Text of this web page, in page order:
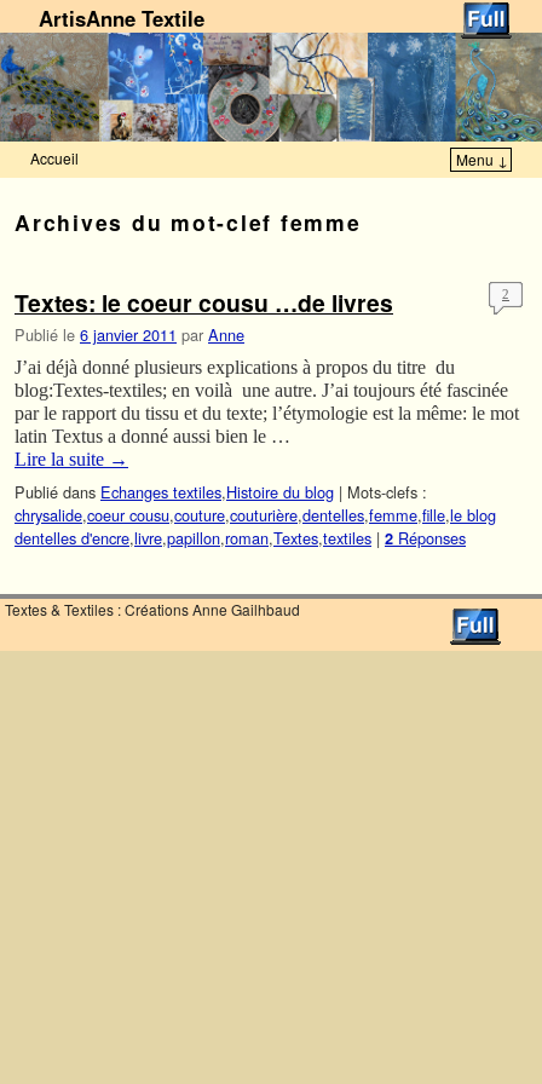
ArtisAnne Textile
Accueil Menu ↓
Archives du mot-clef femme
Textes: le coeur cousu …de livres
Publié le 6 janvier 2011 par Anne
2
J’ai déjà donné plusieurs explications à propos du titre du
blog:Textes-textiles; en voilà une autre. J’ai toujours été fascinée
par le rapport du tissu et du texte; l’étymologie est la même: le mot
latin Textus a donné aussi bien le …
Lire la suite →
Publié dans Echanges textiles,Histoire du blog | Mots-clefs :
chrysalide,coeur cousu,couture,couturière,dentelles,femme,fille,le blog
dentelles d'encre,livre,papillon,roman,Textes,textiles | 2 Réponses
Textes & Textiles : Créations Anne Gailhbaud